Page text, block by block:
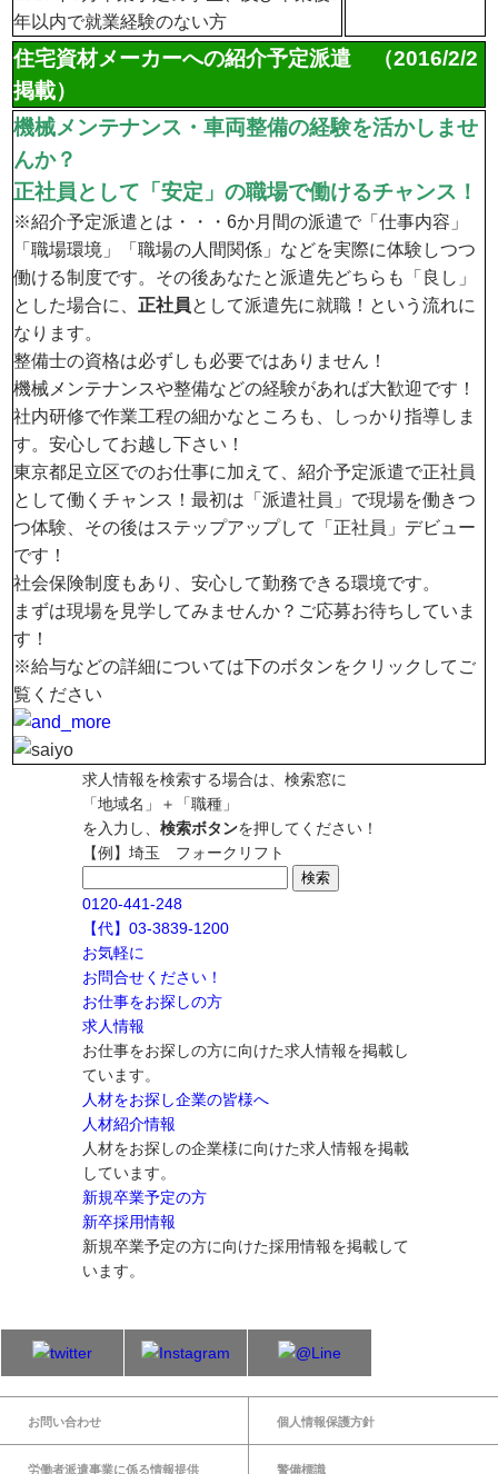
年以内で就業経験のない方
住宅資材メーカーへの紹介予定派遣 （2016/2/2
掲載）
機械メンテナンス・車両整備の経験を活かしませ
んか？
正社員として「安定」の職場で働けるチャンス！
※紹介予定派遣とは・・・6か月間の派遣で「仕事内容」
「職場環境」「職場の人間関係」などを実際に体験しつつ
働ける制度です。その後あなたと派遣先どちらも「良し」
とした場合に、 正社員として派遣先に就職！という流れに
なります。
整備士の資格は必ずしも必要ではありません！
機械メンテナンスや整備などの経験があれば大歓迎です！
社内研修で作業工程の細かなところも、しっかり指導しま
す。安心してお越し下さい！
東京都足立区でのお仕事に加えて、紹介予定派遣で正社員
として働くチャンス！最初は「派遣社員」で現場を働きつ
つ体験、その後はステップアップして「正社員」デビュー
です！
社会保険制度もあり、安心して勤務できる環境です。
まずは現場を見学してみませんか？ご応募お待ちしていま
す！
※給与などの詳細については下のボタンをクリックしてご
覧ください
求人情報を検索する場合は、検索窓に
「地域名」＋「職種」
を入力し、 検索ボタンを押してください！
【例】埼玉 フォークリフト
索:
0120-441-248
【代】03-3839-1200
お気軽に
お問合せください！
お仕事をお探しの方
求人情報
お仕事をお探しの方に向けた求人情報を掲載し
ています。
人材をお探し企業の皆様へ
人材紹介情報
人材をお探しの企業様に向けた求人情報を掲載
しています。
新規卒業予定の方
新卒採用情報
新規卒業予定の方に向けた採用情報を掲載して
います。
お問い合わせ 個人情報保護方針
労働者派遣事業に係る情報提供 警備標識